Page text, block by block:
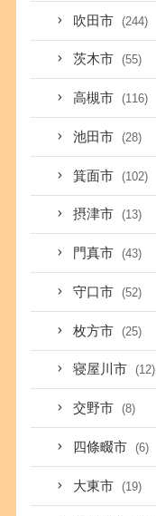
吹田市 (244)
茨木市 (55)
高槻市 (116)
池田市 (28)
箕面市 (102)
摂津市 (13)
門真市 (43)
守口市 (52)
枚方市 (25)
寝屋川市 (12)
交野市 (8)
四條畷市 (6)
大東市 (19)